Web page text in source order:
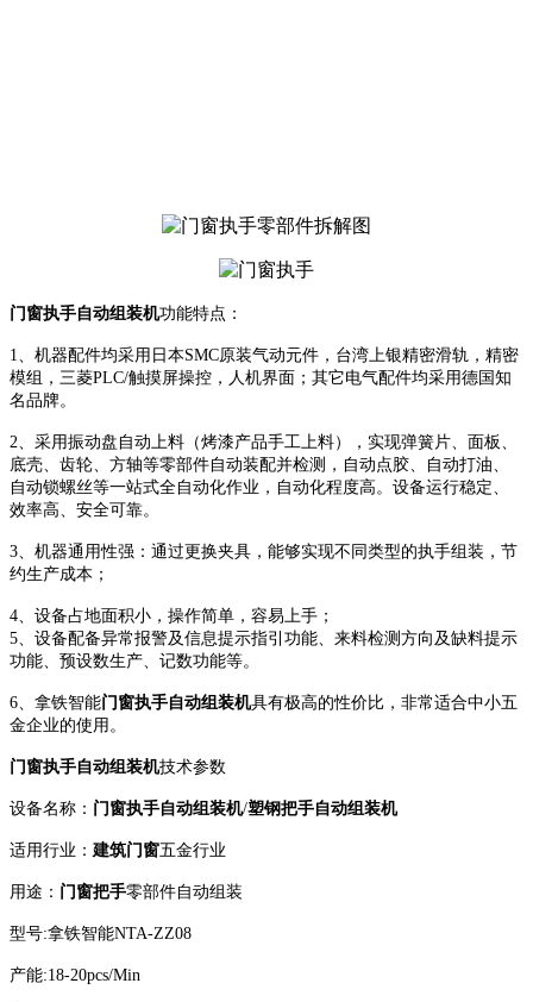
门窗执手自动组装机功能特点：
1、 机器配件均采用 日本SMC原装气动元件，台湾上银精密滑轨，精密
模组，三菱PLC/触摸屏操控 ， 人机界面 ； 其它电气配件均采用德国 知
名品牌。
2、 采用振动盘自动上料 （烤漆产品手工上料）， 实现弹簧片、面板、
底壳、齿轮、方轴等零部件自动装配并检测，自动点胶、 自动打油、
自动锁螺丝等一站式全自动化作业 ， 自动化程度高。设备运行稳定、
效率高、安全可靠。
3、机器通用性强：通过更换夹具，能够实现不同类型的执手组装，节
约生产成本；
4、设备占地面积小，操作简单，容易上手；
5、 设备配备异常报警及信息提示指引功能、来料检测方向及缺料提示
功能、预设数生产、记数功能等。
6、拿铁智能门窗执手自动组装机具有极高的性价比，非常适合中小五
金企业的使用。
门窗执手自动组装机技术参数
设备名称： 门窗执手自动组装机/塑钢把手自动组装机
适用行业： 建筑门窗五金行业
用途： 门窗把手零部件自动组装
型号:拿铁智能NTA-ZZ08
产能:18-20pcs/Min